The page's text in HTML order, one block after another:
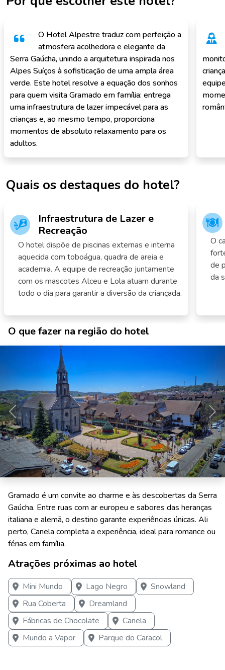
O Hotel Alpestre traduz com perfeição a
atmosfera acolhedora e elegante da
Serra Gaúcha, unindo a arquitetura inspirada nos
Alpes Suíços à sofisticação de uma ampla área
verde. Este hotel resolve a equação dos sonhos
para quem visita Gramado em família: entrega
uma infraestrutura de lazer impecável para as
crianças e, ao mesmo tempo, proporciona
momentos de absoluto relaxamento para os
adultos.
Quais os destaques do hotel?
Infraestrutura de Lazer e
Recreação
O hotel dispõe de piscinas externas e interna
aquecida com toboágua, quadra de areia e
academia. A equipe de recreação juntamente
com os mascotes Alceu e Lola atuam durante
todo o dia para garantir a diversão da criançada.
O
de
da
O que fazer na região do hotel
Anterior
Gramado é um convite ao charme e às descobertas da Serra
Gaúcha. Entre ruas com ar europeu e sabores das heranças
italiana e alemã, o destino garante experiências únicas. Ali
perto, Canela completa a experiência, ideal para romance ou
férias em família.
Atrações próximas ao hotel
Mini Mundo Lago Negro
Snowland
Rua Coberta
Dreamland
Fábricas de Chocolate
Canela
Mundo a Vapor
Parque do Caracol